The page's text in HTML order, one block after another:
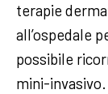
terapie
all’ospedale
possibile
mini-